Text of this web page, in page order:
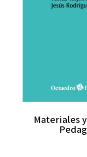
Materiales